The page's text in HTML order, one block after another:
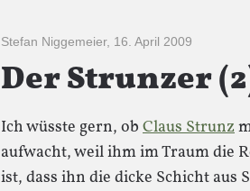
Stefan Niggemeier, 16. April 2009
Der Strunzer
Ich wüsste gern, ob Claus Strunz
aufwacht, weil ihm im Traum die
ist, dass ihn die dicke Schicht aus